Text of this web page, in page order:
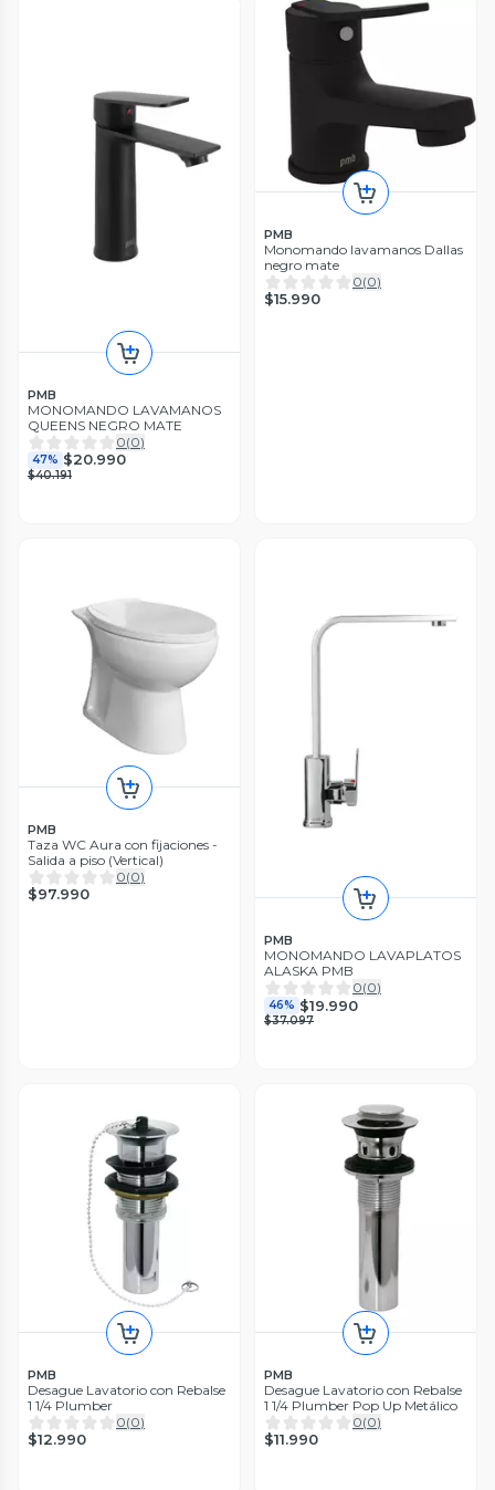
PMB
MONOMANDO LAVAMANOS
QUEENS NEGRO MATE
0(0)
47% $20.990
$40.191
PMB
Monomando lavamanos Dallas
negro mate
0(0)
$15.990
PMB
Taza WC Aura con fijaciones -
Salida a piso (Vertical)
0(0)
$97.990
PMB
MONOMANDO LAVAPLATOS
ALASKA PMB
0(0)
46% $19.990
$37.097
PMB
Desague Lavatorio con Rebalse
1 1/4 Plumber
0(0)
$12.990
PMB
Desague Lavatorio con Rebalse
1 1/4 Plumber Pop Up Metálico
0(0)
$11.990